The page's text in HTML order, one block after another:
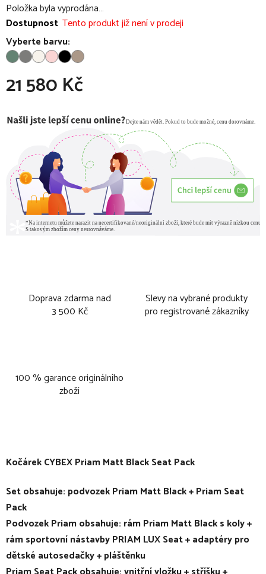
Položka byla vyprodána…
Dostupnost Tento produkt již není v prodeji
Vyberte barvu:
21 580 Kč
Doprava zdarma nad
3 500 Kč
Slevy na vybrané produkty
pro registrované zákazníky
100 % garance originálního
zboží
Kočárek CYBEX Priam Matt Black Seat Pack
Set obsahuje: podvozek Priam Matt Black + Priam Seat
Pack
Podvozek Priam obsahuje: rám Priam Matt Black s koly +
rám sportovní nástavby PRIAM LUX Seat + adaptéry pro
dětské autosedačky + pláštěnku